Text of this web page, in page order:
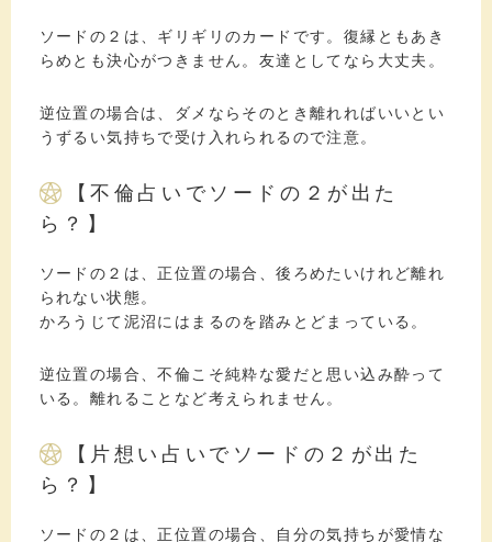
ソードの２は、ギリギリのカードです。復縁ともあき
らめとも決心がつきません。友達としてなら大丈夫。
逆位置の場合は、ダメならそのとき離れればいいとい
うずるい気持ちで受け入れられるので注意。
【不倫占いでソードの２が出た
ら？】
ソードの２は、正位置の場合、後ろめたいけれど離れ
られない状態。
かろうじて泥沼にはまるのを踏みとどまっている。
逆位置の場合、不倫こそ純粋な愛だと思い込み酔って
いる。離れることなど考えられません。
【片想い占いでソードの２が出た
ら？】
ソードの２は、正位置の場合、自分の気持ちが愛情な